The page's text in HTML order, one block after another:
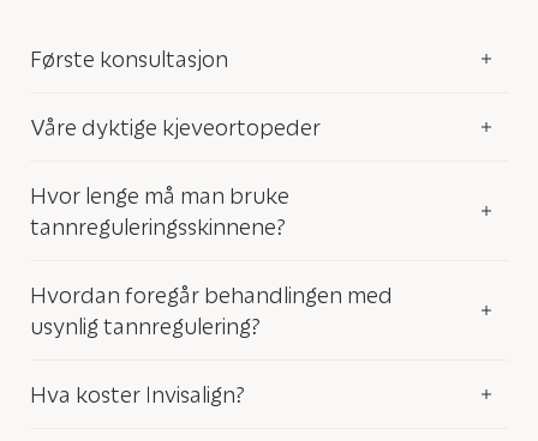
Første konsultasjon
Våre dyktige kjeveortopeder
Hvor lenge må man bruke
tannreguleringsskinnene?
Hvordan foregår behandlingen med
usynlig tannregulering?
Hva koster Invisalign?